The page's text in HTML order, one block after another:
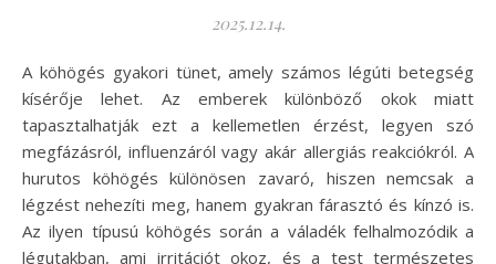
2025.12.14.
A köhögés gyakori tünet, amely számos légúti betegség
kísérője lehet. Az emberek különböző okok miatt
tapasztalhatják ezt a kellemetlen érzést, legyen szó
megfázásról, influenzáról vagy akár allergiás reakciókról. A
hurutos köhögés különösen zavaró, hiszen nemcsak a
légzést nehezíti meg, hanem gyakran fárasztó és kínzó is.
Az ilyen típusú köhögés során a váladék felhalmozódik a
légutakban, ami irritációt okoz, és a test természetes